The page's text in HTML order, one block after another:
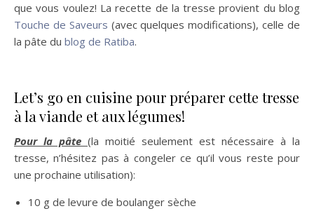
que vous voulez! La recette de la tresse provient du blog
Touche de Saveurs (avec quelques modifications), celle de
la pâte du blog de Ratiba.
Let’s go en cuisine pour préparer cette tresse
à la viande et aux légumes!
Pour la pâte (la moitié seulement est nécessaire à la
tresse, n’hésitez pas à congeler ce qu’il vous reste pour
une prochaine utilisation):
10 g de levure de boulanger sèche